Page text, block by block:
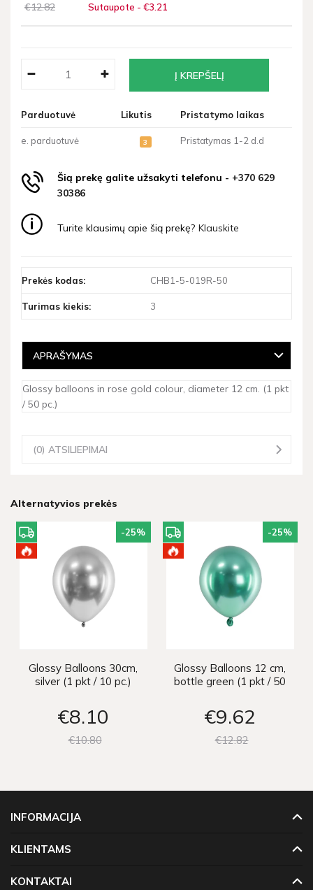
€1282 Sutaupote - €3 21
Parduotuvė Likutis Pristatymo laikas
e. parduotuvė 3 Pristatymas 1-2 d.d
Šią prekę galite užsakyti telefonu - +370 629
30386
Turite klausimų apie šią prekę? Klauskite
Prekės kodas: CHB1-5-019R-50
Turimas kiekis: 3
APRAŠYMAS
Glossy balloons in rose gold colour, diameter 12 cm. (1 pkt
/ 50 pc.)
(0) ATSILIEPIMAI
Alternatyvios prekės
-25%
Glossy Balloons 30cm,
silver (1 pkt / 10 pc.)
€8 10
€1080
-25%
Glossy Balloons 12 cm,
bottle green (1 pkt / 50
€9 62
€1282
INFORMACIJA
KLIENTAMS
KONTAKTAI